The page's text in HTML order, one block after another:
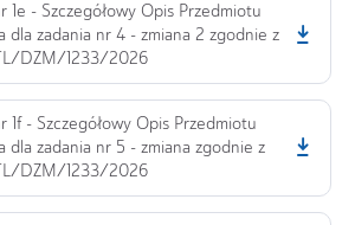
1e - Szczegółowy Opis Przedmiotu
dla zadania nr 4 - zmiana 2 zgodnie z
DZM/1233/2026
1f - Szczegółowy Opis Przedmiotu
dla zadania nr 5 - zmiana zgodnie z
DZM/1233/2026